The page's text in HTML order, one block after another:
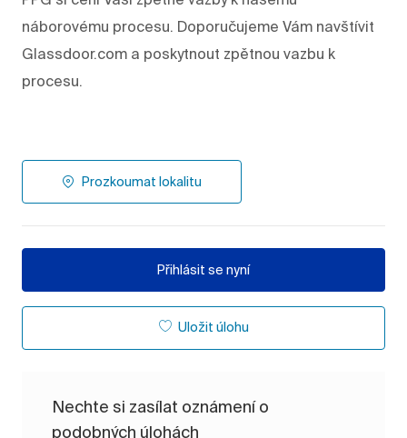
náborovému procesu. Doporučujeme Vám navštívit
Glassdoor.com a poskytnout zpětnou vazbu k
procesu.
Prozkoumat lokalitu
Přihlásit se nyní
Uložit úlohu
Nechte si zasílat oznámení o
podobných úlohách